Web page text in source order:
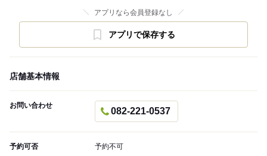
アプリなら会員登録なし
アプリで保存する
店舗基本情報
お問い合わせ
082-221-0537
予約可否 予約不可